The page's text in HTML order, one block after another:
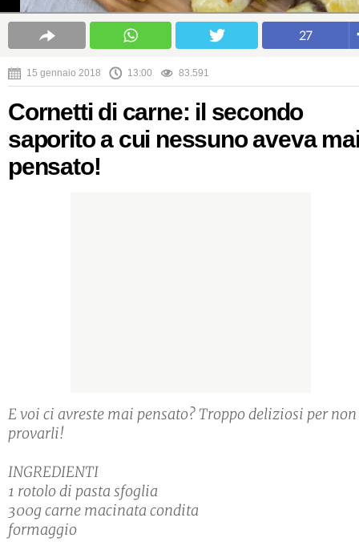
27
15 gennaio 2018 13:00 83.591
Cornetti di carne: il secondo
saporito a cui nessuno aveva
pensato!
E voi ci avreste mai pensato? Troppo deliziosi per non
provarli!
INGREDIENTI
1 rotolo di pasta sfoglia
300g carne macinata condita
formaggio